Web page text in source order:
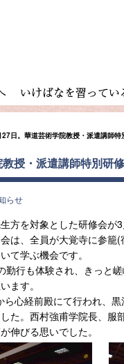
27日。華道芸術学院教授・派遣講師特
授・派遣講師特別研
らせ
方を対象とした研修会が
は、全員が大覚寺に参
て学ぶ機会です。
勤行も体験され、きっと
ます。
心経前殿にて行われ、
た。西村強甫学院長、
伸びる思いでした。